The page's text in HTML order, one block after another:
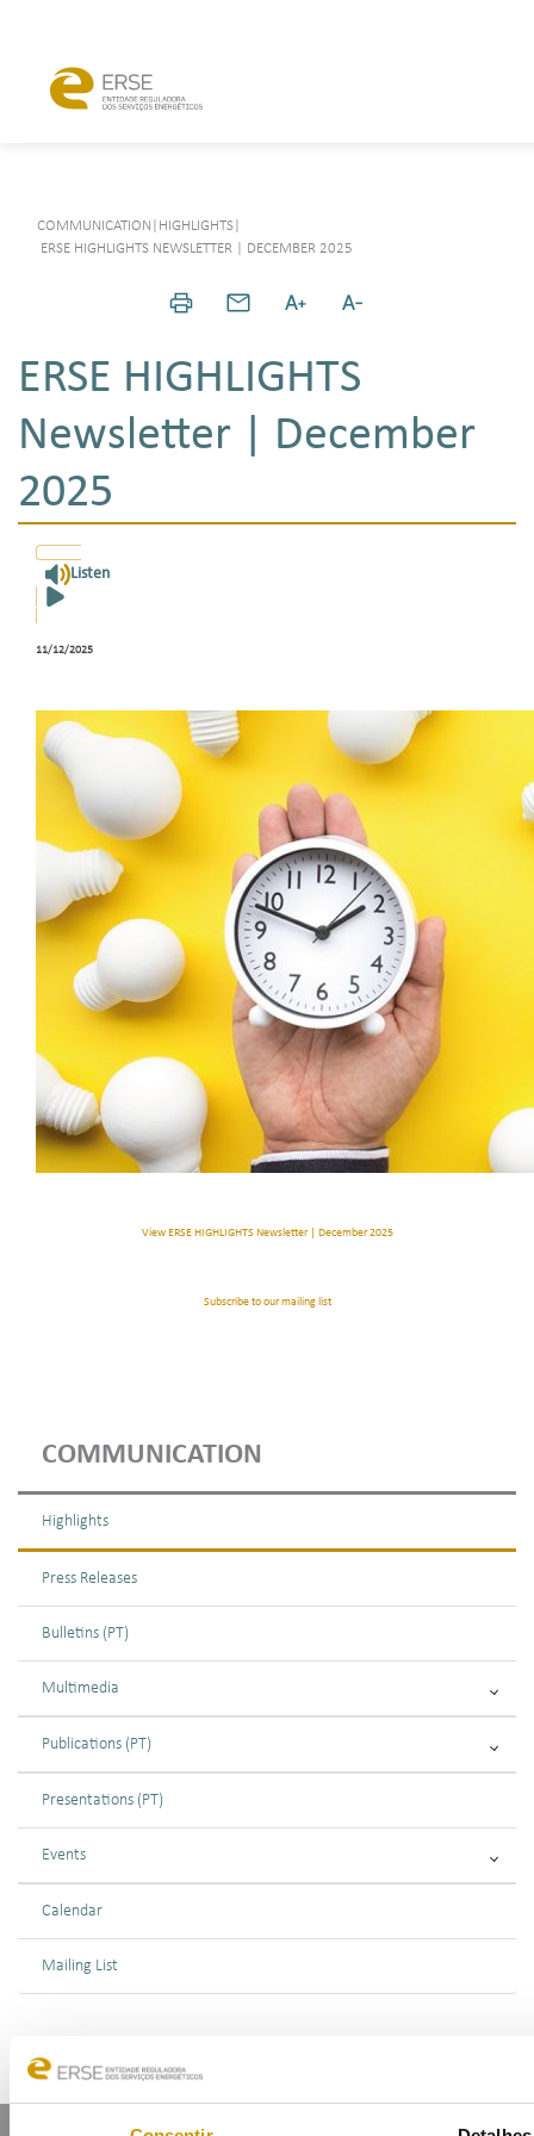
COMMUNICATION
Highlights
Press Releases
Bulletins (PT)
Multimedia
Publications (PT)
Presentations (PT)
Events
Calendar
Mailing List
COMMUNICATION HIGHLIGHTS
ERSE HIGHLIGHTS NEWSLETTER | DECEMBER 2025
ERSE HIGHLIGHTS
Newsletter | December
2025
Listen
11/12/2025
View ERSE HIGHLIGHTS Newsletter | December 2025
Subscribe to our mailing list